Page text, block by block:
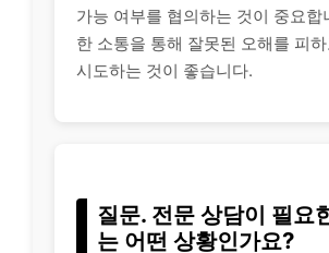
가능 여부를 협의하는 것이 중요합
한 소통을 통해 잘못된 오해를 피
시도하는 것이 좋습니다.
질문. 전문 상담이 필요
는 어떤 상황인가요?